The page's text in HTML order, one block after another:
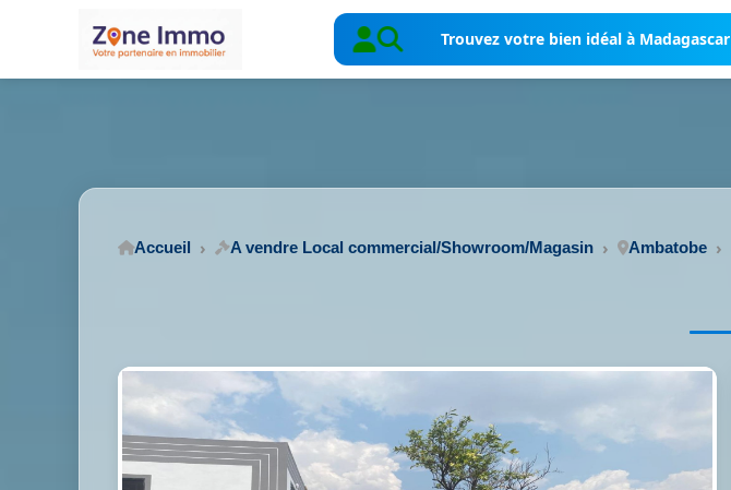
Trouvez votre bien idéal à Madagascar
Accueil A vendre Local commercial/Showroom/Magasin Ambatobe